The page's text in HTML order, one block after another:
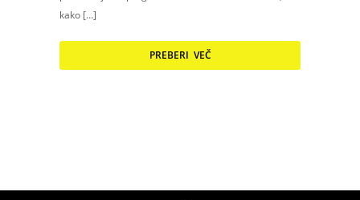
kako […]
PREBERI VEČ